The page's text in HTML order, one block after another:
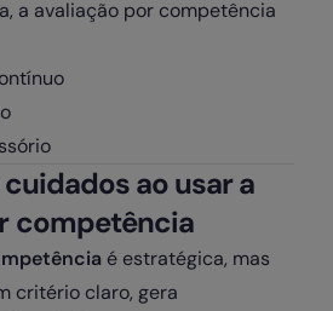
a avaliação por competência
ao usar a
competência
é estratégica, mas
critério claro, gera